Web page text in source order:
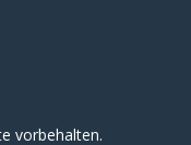
vorbehalten.